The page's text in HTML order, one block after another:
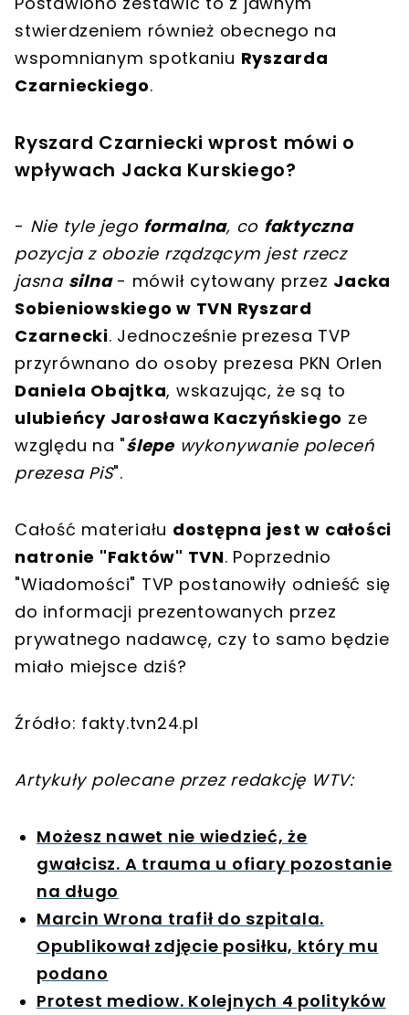
stwierdzeniem również obecnego na
wspomnianym spotkaniu Ryszarda
Czarnieckiego.
Ryszard Czarniecki wprost mówi o
wpływach Jacka Kurskiego?
- Nie tyle jego formalna, co faktyczna
pozycja z obozie rządzącym jest rzecz
jasna silna- mówił cytowany przez Jacka
Sobieniowskiego w TVN Ryszard
Czarnecki. Jednocześnie prezesa TVP
przyrównano do osoby prezesa PKN Orlen
Daniela Obajtka, wskazując, że są to
ulubieńcy Jarosława Kaczyńskiego ze
względu na "ślepewykonywanie poleceń
prezesa PiS".
Całość materiału dostępna jest w całości
natronie "Faktów" TVN. Poprzednio
"Wiadomości" TVP postanowiły odnieść się
do informacji prezentowanych przez
prywatnego nadawcę, czy to samo będzie
miało miejsce dziś?
Źródło: fakty.tvn24.pl
Artykuły polecane przez redakcję WTV:
Możesz nawet nie wiedzieć, że
gwałcisz. A trauma u ofiary pozostanie
na długo
Marcin Wrona trafił do szpitala.
Opublikował zdjęcie posiłku, który mu
podano
Protest mediow. Kolejnych 4 polityków